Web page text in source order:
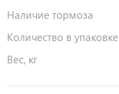
Наличие тормоза
Количество в упаковке
Вес, кг